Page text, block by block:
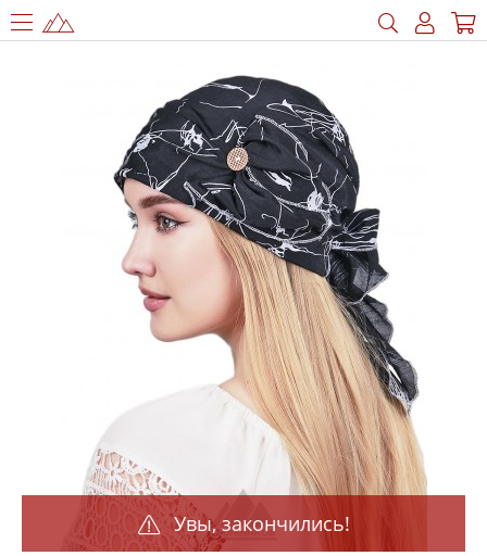
Увы, закончились!